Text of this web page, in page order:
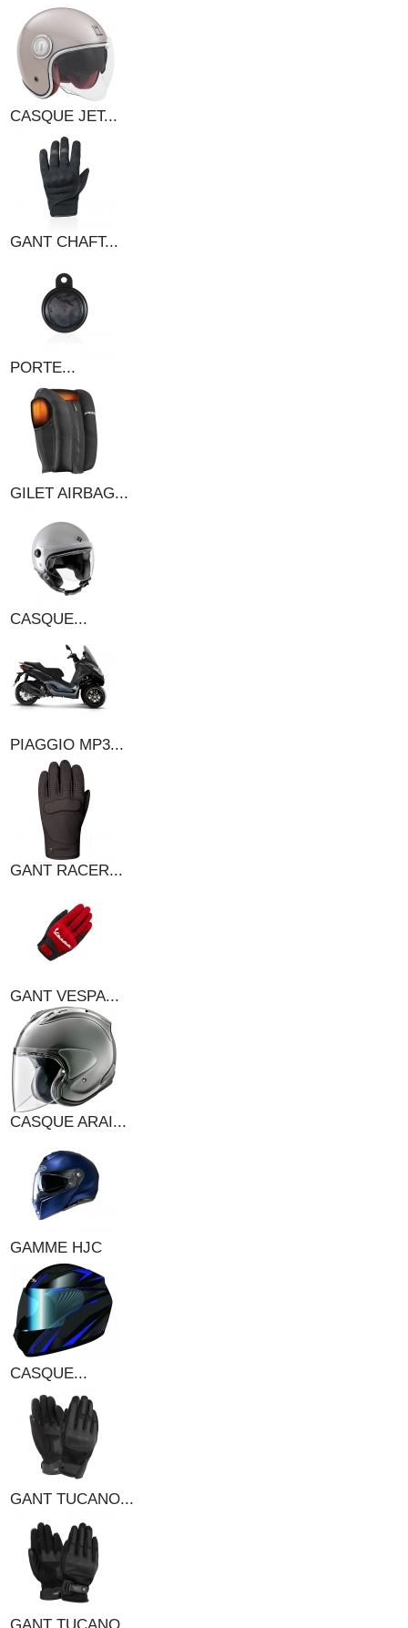
CASQUE JET...
GANT CHAFT...
PORTE...
GILET AIRBAG...
CASQUE...
PIAGGIO MP3...
GANT RACER...
GANT VESPA...
CASQUE ARAI...
GAMME HJC
CASQUE...
GANT TUCANO...
GANT TUCANO...